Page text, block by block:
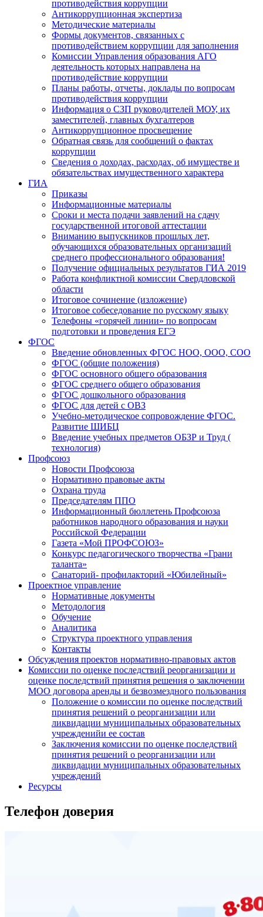
противодействия коррупции
Антикоррупционная экспертиза
Методические материалы
Формы документов, связанных с
противодействием коррупции для заполнения
Комиссии Управления образования АГО
деятельность которых направлена на
противодействие коррупции
Планы работы, отчеты, доклады по вопросам
противодействия коррупции
Информация о СЗП руководителей МОУ, их
заместителей, главных бухгалтеров
Антикоррупционное просвещение
Обратная связь для сообщений о фактах
коррупции
Сведения о доходах, расходах, об имуществе и
обязательствах имущественного характера
ГИА
Приказы
Информационные материалы
Сроки и места подачи заявлений на сдачу
государственной итоговой аттестации
Вниманию выпускников прошлых лет,
обучающихся образовательных организаций
среднего профессионального образования!
Получение официальных результатов ГИА 2019
Работа конфликтной комиссии Свердловской
области
Итоговое сочинение (изложение)
Итоговое собеседование по русскому языку
Телефоны «горячей линии» по вопросам
подготовки и проведения ЕГЭ
ФГОС
Введение обновленных ФГОС НОО, ООО, СОО
ФГОС (общие положения)
ФГОС основного общего образования
ФГОС среднего общего образования
ФГОС дошкольного образования
ФГОС для детей с ОВЗ
Учебно-методическое сопровождение ФГОС.
Развитие ШИБЦ
Введение учебных предметов ОБЗР и Труд (
технология)
Профсоюз
Новости Профсоюза
Нормативно правовые акты
Охрана труда
Председателям ППО
Информационный бюллетень Профсоюза
работников народного образования и науки
Российской Федерации
Газета «Мой ПРОФСОЮЗ»
Конкурс педагогического творчества «Грани
таланта»
Санаторий- профилакторий «Юбилейный»
Проектное управление
Нормативные документы
Методология
Обучение
Аналитика
Структура проектного управления
Контакты
Обсуждения проектов нормативно-правовых актов
Комиссии по оценке последствий реорганизации и
оценке последствий принятия решения о заключении
МОО договора аренды и безвозмездного пользования
Положение о комиссии по оценке последствий
принятия решений о реорганизации или
ликвидации муниципальных образовательных
учрежденийи ее состав
Заключения комиссии по оценке последствий
принятия решений о реорганизации или
ликвидации муниципальных образовательных
учреждений
Ресурсы
Телефон доверия